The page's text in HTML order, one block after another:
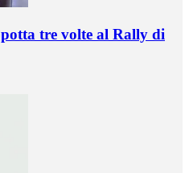
tre volte al Rally di